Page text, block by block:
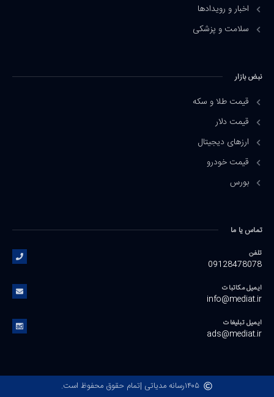
اخبار و رویدادها
سلامت و پزشکی
نبض بازار
قیمت طلا و سکه
قیمت دلار
ارزهای دیجیتال
قیمت خودرو
بورس
تماس یا ما
تلفن
09128478078
ایمیل مکاتبات
info@mediat.ir
ایمیل تبلیغات
ads@mediat.ir
۱۴۰۵رسانه مدیاتی |تمام حقوق محفوظ است.